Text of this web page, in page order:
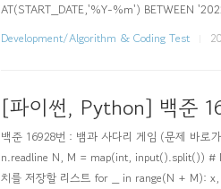
AT(START_DATE,'%Y-%m') BETWEEN
D) >= 5 ) AND
Development/Algorithm & Coding Test
[파이썬, Python] 백준
백준 16928번 : 뱀과 사다리 게임 (문제 바
n.readline N, M = map(int, input().split()) #
치를 저장할 리스트 for _ in range(N + M):